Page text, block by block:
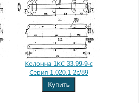
Колонна 1КС 33.99-9-с
Серия 1.020.1-2с/89
Купить